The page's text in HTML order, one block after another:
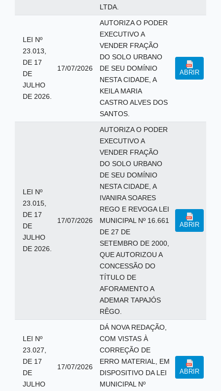
LTDA.
LEI Nº
23.013,
DE 17
DE
JULHO
DE 2026.
17/07/2026
AUTORIZA O PODER
EXECUTIVO A
VENDER FRAÇÃO
DO SOLO URBANO
DE SEU DOMÍNIO
NESTA CIDADE, A
KEILA MARIA
CASTRO ALVES DOS
SANTOS.
ABRIR
LEI Nº
23.015,
DE 17
DE
JULHO
DE 2026.
17/07/2026
AUTORIZA O PODER
EXECUTIVO A
VENDER FRAÇÃO
DO SOLO URBANO
DE SEU DOMÍNIO
NESTA CIDADE, A
IVANIRA SOARES
REGO E REVOGA LEI
MUNICIPAL Nº 16.661
DE 27 DE
SETEMBRO DE 2000,
QUE AUTORIZOU A
CONCESSÃO DO
TÍTULO DE
AFORAMENTO A
ADEMAR TAPAJÓS
RÊGO.
ABRIR
LEI Nº
23.027,
DE 17
DE
JULHO
17/07/2026
DÁ NOVA REDAÇÃO,
COM VISTAS À
CORREÇÃO DE
ERRO MATERIAL, EM
DISPOSITIVO DA LEI
MUNICIPAL Nº
ABRIR